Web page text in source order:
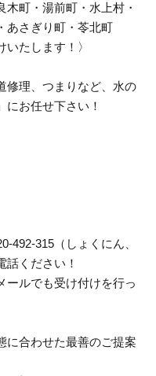
町・湯前町・水上村・
あさぎり町・苓北町
いたします！〉
修理、つまりなど、水の
にお任せ下さい！
492-315（しょくにん、
話ください！
ールでも受け付けを行っ
に合わせた最善のご提案